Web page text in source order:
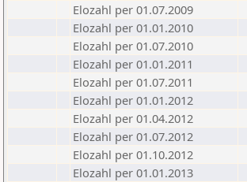
Elozahl per 01.07.2009
Elozahl per 01.01.2010
Elozahl per 01.07.2010
Elozahl per 01.01.2011
Elozahl per 01.07.2011
Elozahl per 01.01.2012
Elozahl per 01.04.2012
Elozahl per 01.07.2012
Elozahl per 01.10.2012
Elozahl per 01.01.2013